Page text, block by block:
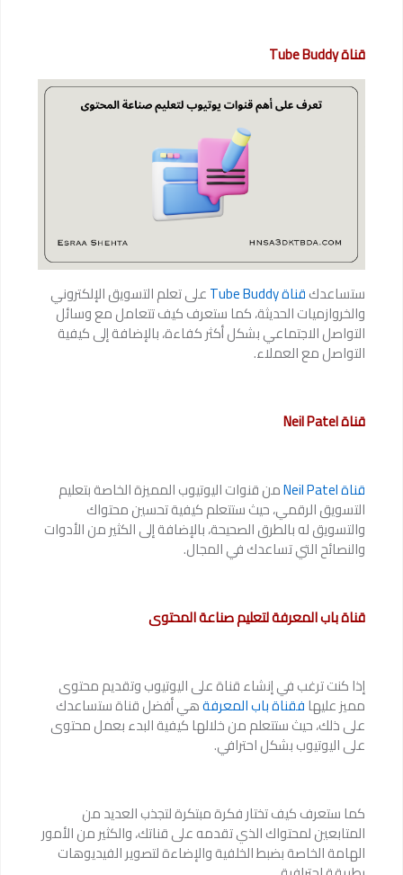
قناة Tube Buddy
ستساعدكقناة Tube Buddy على تعلم التسويق الإلكتروني
والخروازميات الحديثة، كما ستعرف كيف تتعامل مع وسائل
التواصل الاجتماعي بشكل أكثر كفاءة، بالإضافة إلى كيفية
التواصل مع العملاء.
قناة Neil Patel
قناة Neil Patel من قنوات اليوتيوب المميزة الخاصة بتعليم
التسويق الرقمي، حيث ستتعلم كيفية تحسين محتواك
والتسويق له بالطرق الصحيحة، بالإضافة إلى الكثير من الأدوات
والنصائح التي تساعدك في المجال.
قناة باب المعرفة لتعليم صناعة المحتوى
إذا كنت ترغب في إنشاء قناة على اليوتيوب وتقديم محتوى
مميز عليهافقناة باب المعرفةهي أفضل قناة ستساعدك
على ذلك، حيث ستتعلم من خلالها كيفية البدء بعمل محتوى
على اليوتيوب بشكل احترافي.
كما ستعرف كيف تختار فكرة مبتكرة لتجذب العديد من
المتابعين لمحتواك الذي تقدمه على قناتك، والكثير من الأمور
الهامة الخاصة بضبط الخلفية والإضاءة لتصوير الفيديوهات